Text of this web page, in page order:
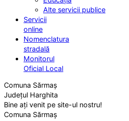
Alte servicii publice
Servicii
online
Nomenclatura
stradală
Monitorul
Oficial Local
Comuna Sărmaș
Județul Harghita
Bine ați venit pe site-ul nostru!
Comuna Sărmaș